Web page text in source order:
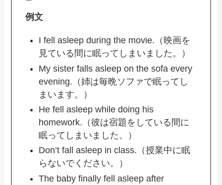
例文
I fell asleep during the movie.（映画を
見ている間に眠ってしまいました。）
My sister falls asleep on the sofa every
evening.（姉は毎晩ソファで眠ってし
まいます。）
He fell asleep while doing his
homework.（彼は宿題をしている間に
眠ってしまいました。）
Don’t fall asleep in class.（授業中に眠
らないでください。）
The baby finally fell asleep after